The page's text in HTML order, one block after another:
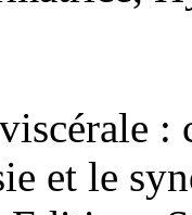
:
et le